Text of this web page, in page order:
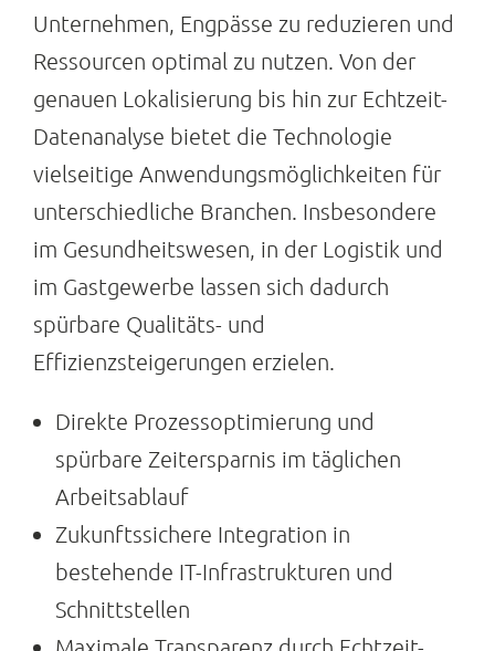
Unternehmen, Engpässe zu reduzieren und
Ressourcen optimal zu nutzen. Von der
genauen Lokalisierung bis hin zur Echtzeit-
Datenanalyse bietet die Technologie
vielseitige Anwendungsmöglichkeiten für
unterschiedliche Branchen. Insbesondere
im Gesundheitswesen, in der Logistik und
im Gastgewerbe lassen sich dadurch
spürbare Qualitäts- und
Effizienzsteigerungen erzielen.
Direkte Prozessoptimierung und
spürbare Zeitersparnis im täglichen
Arbeitsablauf
Zukunftssichere Integration in
bestehende IT-Infrastrukturen und
Schnittstellen